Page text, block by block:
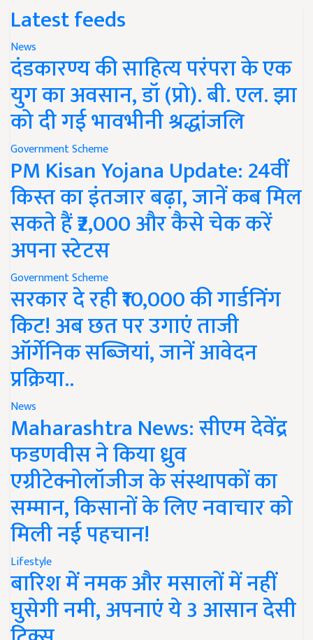
Latest feeds
News
दंडकारण्य की साहित्य परंपरा के एक
युग का अवसान, डॉ (प्रो). बी. एल. झा
को दी गई भावभीनी श्रद्धांजलि
Government Scheme
PM Kisan Yojana Update: 24वीं
किस्त का इंतजार बढ़ा, जानें कब मिल
सकते हैं ₹2,000 और कैसे चेक करें
अपना स्टेटस
Government Scheme
सरकार दे रही ₹10,000 की गार्डनिंग
किट! अब छत पर उगाएं ताजी
ऑर्गेनिक सब्जियां, जानें आवेदन
प्रक्रिया..
News
Maharashtra News: सीएम देवेंद्र
फडणवीस ने किया ध्रुव
एग्रीटेक्नोलॉजीज के संस्थापकों का
सम्मान, किसानों के लिए नवाचार को
मिली नई पहचान!
Lifestyle
बारिश में नमक और मसालों में नहीं
घुसेगी नमी, अपनाएं ये 3 आसान देसी